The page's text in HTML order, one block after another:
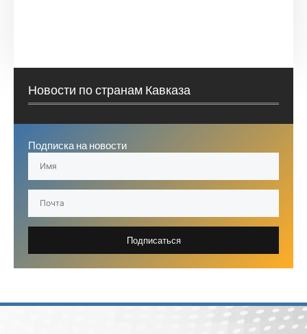
Новости по странам Кавказа
Подписка на новости
Подписаться